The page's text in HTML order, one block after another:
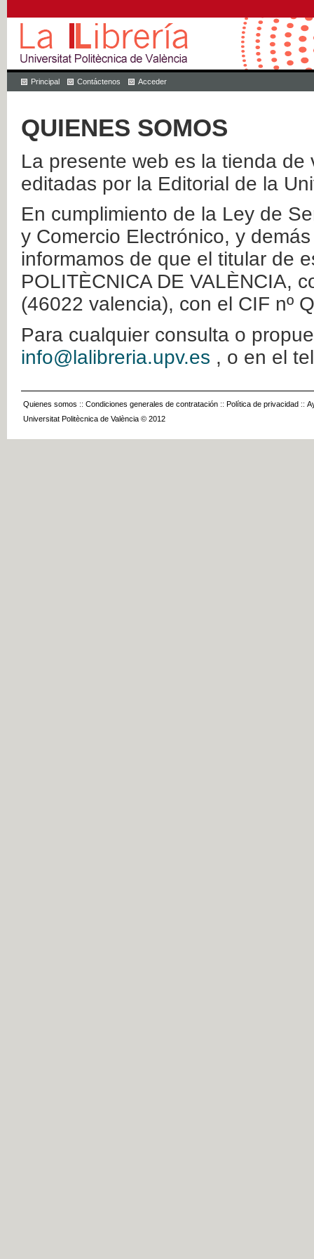
Principal Contáctenos Acceder
QUIENES SOMOS
La presente web es la tienda
editadas por la Editorial de la
En cumplimiento de la Ley de
y Comercio Electrónico, y
informamos de que el titular de
POLITÈCNICA DE VALÈNCIA,
(46022 valencia), con el CIF nº
Para cualquier consulta o
info@lalibreria.upv.es , o en el
Quienes somos :: Condiciones generales de contratación :: Política de privacidad ::
Universitat Politècnica de València © 2012